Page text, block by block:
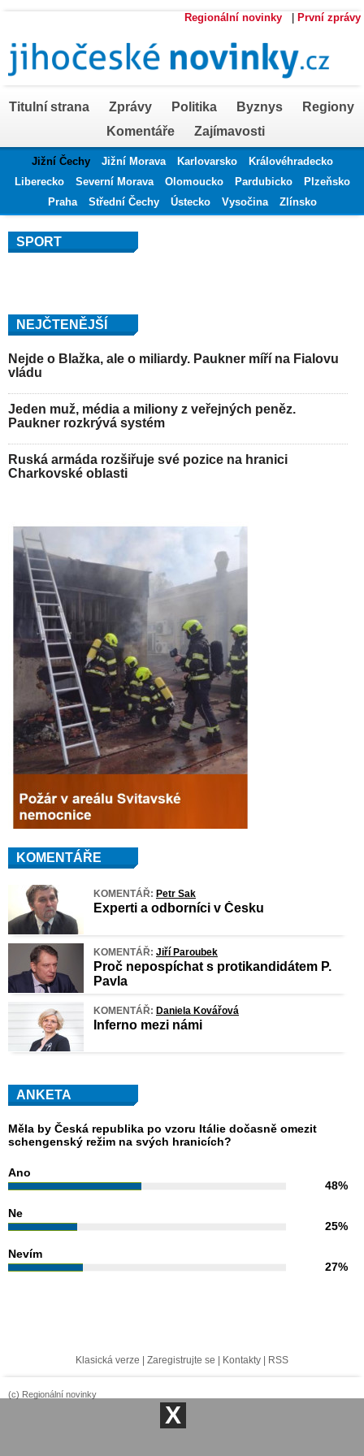
Regionální novinky První zprávy
Titulní strana Zprávy Politika Byznys
Regiony
Komentáře
Zajímavosti
Jižní Čechy Jižní Morava Karlovarsko
Královéhradecko
Liberecko
Severní Morava Olomoucko Pardubicko
Plzeňsko
Praha
Střední Čechy Ústecko Vysočina Zlínsko
SPORT
NEJČTENĚJŠÍ
Nejde o Blažka, ale o miliardy. Paukner míří na Fialovu
vládu
Jeden muž, média a miliony z veřejných peněz.
Paukner rozkrývá systém
Ruská armáda rozšiřuje své pozice na hranici
Charkovské oblasti
KOMENTÁŘE
KOMENTÁŘ: Petr Sak
Experti a odborníci v Česku
KOMENTÁŘ: Jiří Paroubek
Proč nepospíchat s protikandidátem P.
Pavla
KOMENTÁŘ: Daniela Kovářová
Inferno mezi námi
ANKETA
Měla by Česká republika po vzoru Itálie dočasně omezit
schengenský režim na svých hranicích?
Ano
48%
Ne
25%
Nevím
27%
Klasická verze Zaregistrujte se Kontakty RSS
(c) Regionální novinky
X